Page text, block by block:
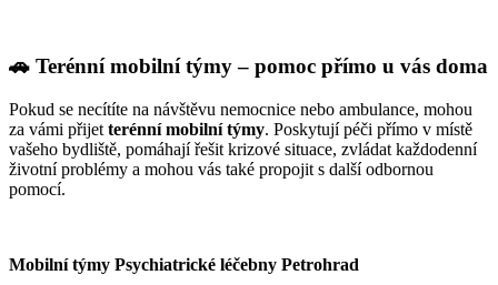
🚗 Terénní mobilní týmy – pomoc přímo u vás doma
Pokud se necítíte na návštěvu nemocnice nebo ambulance, mohou
za vámi přijet terénní mobilní týmy. Poskytují péči přímo v místě
vašeho bydliště, pomáhají řešit krizové situace, zvládat každodenní
životní problémy a mohou vás také propojit s další odbornou
pomocí.
Mobilní týmy Psychiatrické léčebny Petrohrad